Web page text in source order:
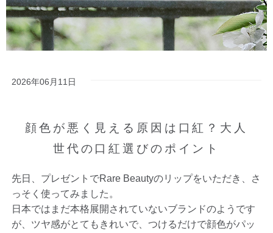
2026年06月11日
顔色が悪く見える原因は口紅？大人
世代の口紅選びのポイント
先日、プレゼントでRare Beautyのリップをいただき、さ
っそく使ってみました。
日本ではまだ本格展開されていないブランドのようです
が、ツヤ感がとてもきれいで、つけるだけで顔色がパッ